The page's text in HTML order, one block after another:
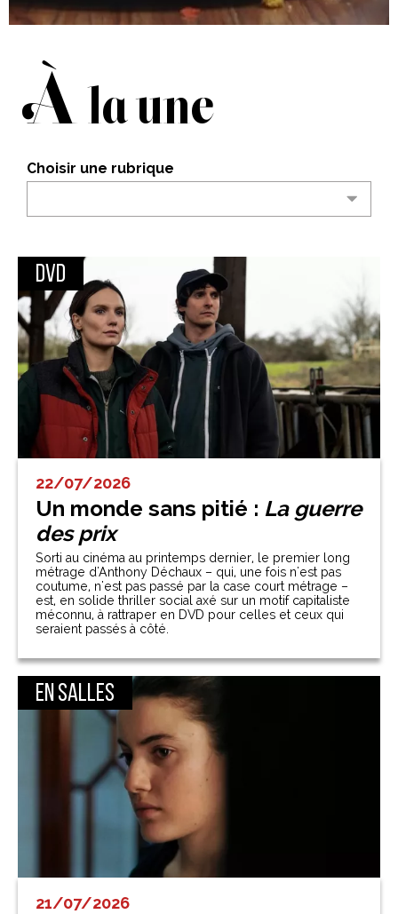
À la une
Choisir une rubrique
DVD
22/07/2026
Un monde sans pitié : La guerre
des prix
Sorti au cinéma au printemps dernier, le premier long
métrage d'Anthony Déchaux – qui, une fois n'est pas
coutume, n'est pas passé par la case court métrage –
est, en solide thriller social axé sur un motif capitaliste
méconnu, à rattraper en DVD pour celles et ceux qui
seraient passés à côté.
En salles
21/07/2026